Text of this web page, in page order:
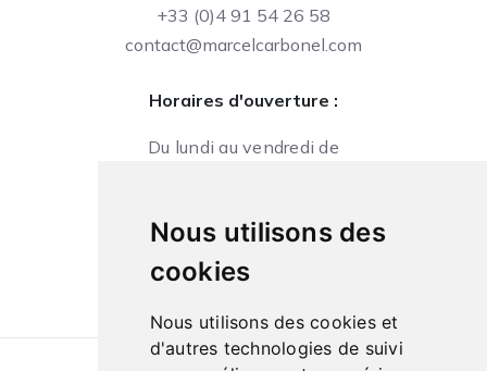
Nous utilisons des
cookies
Nous utilisons des cookies et
d'autres technologies de suivi
+33 (0)4 91 54 26 58
contact@marcelcarbonel.com
Horaires d'ouverture :
Du lundi au vendredi de
10h à 13h et de 14h à 18h